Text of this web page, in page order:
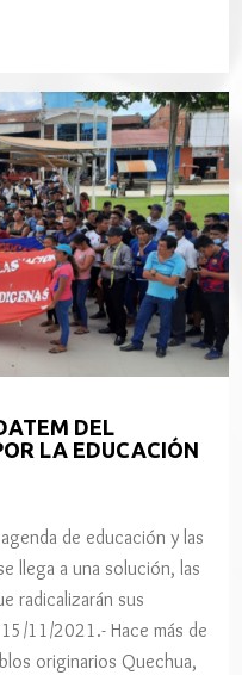
DEL
LA EDUCACIÓN
de educación y las
llega a una solución, las
radicalizarán sus
11/2021.- Hace más de
originarios Quechua,